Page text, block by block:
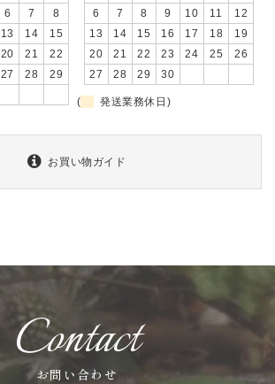
6 7
8
13 14
15
20 21
22
27 28
29
6
7 8 9 10 11
12
13
14 15 16 17 18
19
20
21 22 23 24 25
26
27
28 29 30
( 発送業務休日)
お買い物ガイド
Contact
お問い合わせ